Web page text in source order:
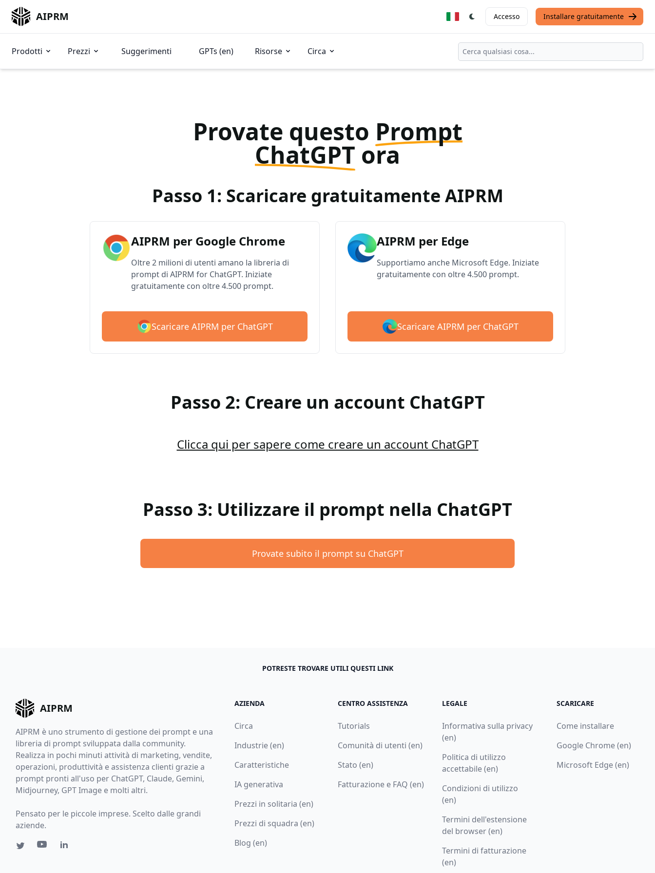
AIPRM Accesso Installare gratuitamente
Prodotti Prezzi Suggerimenti GPTs (en) Risorse Circa
Provate questo Prompt
ChatGPT ora
Passo 1: Scaricare gratuitamente AIPRM
AIPRM per Google Chrome
Oltre 2 milioni di utenti amano la libreria di
prompt di AIPRM for ChatGPT. Iniziate
gratuitamente con oltre 4.500 prompt.
Scaricare AIPRM per ChatGPT
AIPRM per Edge
Supportiamo anche Microsoft Edge. Iniziate
gratuitamente con oltre 4.500 prompt.
Scaricare AIPRM per ChatGPT
Passo 2: Creare un account ChatGPT
Clicca qui per sapere come creare un account ChatGPT
Passo 3: Utilizzare il prompt nella ChatGPT
Provate subito il prompt su ChatGPT
POTRESTE TROVARE UTILI QUESTI LINK
AIPRM
AIPRM è uno strumento di gestione dei prompt e una
libreria di prompt sviluppata dalla community.
Realizza in pochi minuti attività di marketing, vendite,
operazioni, produttività e assistenza clienti grazie a
prompt pronti all'uso per ChatGPT, Claude, Gemini,
Midjourney, GPT Image e molti altri.
Pensato per le piccole imprese. Scelto dalle grandi
aziende.
AZIENDA
Circa
Industrie (en)
Caratteristiche
IA generativa
Prezzi in solitaria (en)
Prezzi di squadra (en)
Blog (en)
CENTRO ASSISTENZA
Tutorials
Comunità di utenti (en)
Stato (en)
Fatturazione e FAQ (en)
LEGALE
Informativa sulla privacy
(en)
Politica di utilizzo
accettabile (en)
Condizioni di utilizzo
(en)
Termini dell'estensione
del browser (en)
Termini di fatturazione
(en)
SCARICARE
Come installare
Google Chrome (en)
Microsoft Edge (en)